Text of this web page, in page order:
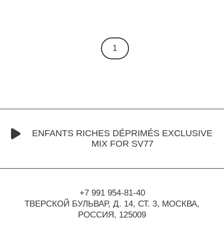
1
ENFANTS RICHES DÉPRIMÉS EXCLUSIVE
MIX FOR SV77
+7 991 954-81-40
ТВЕРСКОЙ БУЛЬВАР, Д. 14, СТ. 3, МОСКВА,
РОССИЯ, 125009